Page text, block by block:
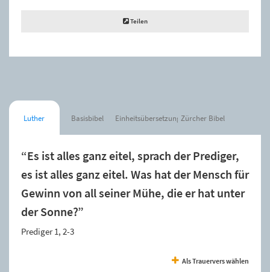
Teilen
Luther Basisbibel Einheitsübersetzung Zürcher Bibel
“Es ist alles ganz eitel, sprach der Prediger,
es ist alles ganz eitel. Was hat der Mensch für
Gewinn von all seiner Mühe, die er hat unter
der Sonne?”
Prediger 1, 2-3
Als Trauervers wählen